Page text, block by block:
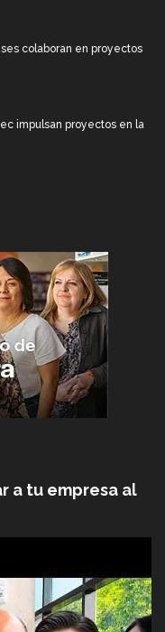
colaboran en proyectos
impulsan proyectos en la
a tu empresa al